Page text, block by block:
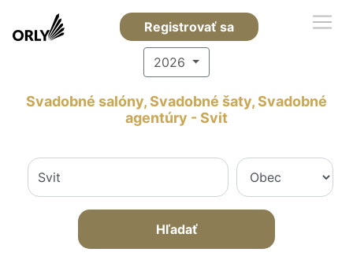
Registrovať sa
2026
Svadobné salóny, Svadobné šaty, Svadobné
agentúry - Svit
Hľadať